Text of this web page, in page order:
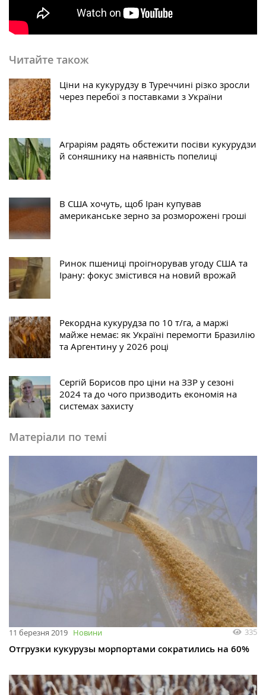
Читайте також
Ціни на кукурудзу в Туреччині різко зросли
через перебої з поставками з України
Аграріям радять обстежити посіви кукурудзи
й соняшнику на наявність попелиці
В США хочуть, щоб Іран купував
американське зерно за розморожені гроші
Ринок пшениці проігнорував угоду США та
Ірану: фокус змістився на новий врожай
Рекордна кукурудза по 10 т/га, а маржі
майже немає: як Україні перемогти Бразилію
та Аргентину у 2026 році
Сергій Борисов про ціни на ЗЗР у сезоні
2024 та до чого призводить економія на
системах захисту
Матеріали по темі
11 березня 2019 Новини 335
Отгрузки кукурузы морпортами сократились на 60%